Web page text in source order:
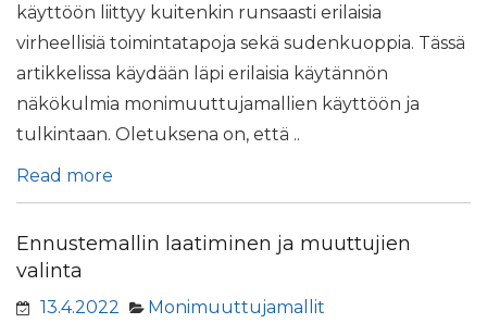
käyttöön liittyy kuitenkin runsaasti erilaisia
virheellisiä toimintatapoja sekä sudenkuoppia. Tässä
artikkelissa käydään läpi erilaisia käytännön
näkökulmia monimuuttujamallien käyttöön ja
tulkintaan. Oletuksena on, että ..
Read more
Ennustemallin laatiminen ja muuttujien
valinta
13.4.2022 Monimuuttujamallit